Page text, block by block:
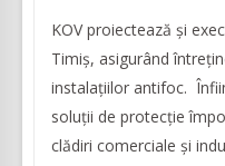
KOV proiectează și
Timiș, asigurând
instalațiilor antifoc.
soluții de protecție
clădiri comerciale și